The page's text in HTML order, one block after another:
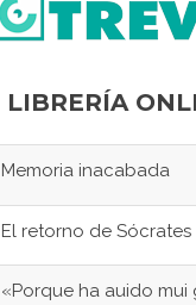
LIBRERÍA
Memoria inacabada
El retorno de Sócrates
«Porque ha auido mui